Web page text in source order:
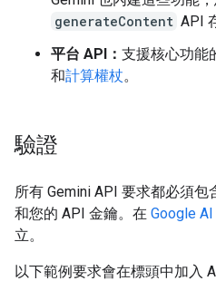
generateContent API
平台 API： 支援核心功能
和計算權杖。
驗證
所有 Gemini API 要求都必須包
和您的 API 金鑰。在 Google
立。
以下範例要求會在標頭中加入